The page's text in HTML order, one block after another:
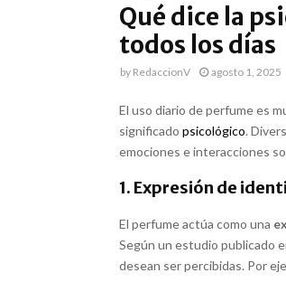
Qué dice la
todos los días
by RedaccionV agosto 1, 2025
El uso diario de perfume es
significado psicológico.
emociones e interacciones
1. Expresión de
El perfume actúa como una
Según un estudio publicado
desean ser percibidas. Por